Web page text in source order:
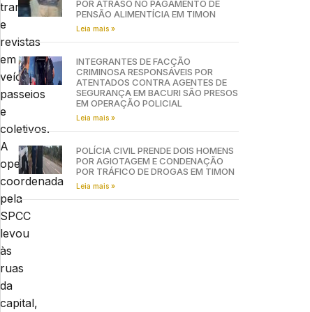
transeuntes
e
revistas
em
veículos
passeios
e
coletivos.
A
operação
coordenada
pela
SPCC
levou
às
ruas
da
capital,
POR ATRASO NO PAGAMENTO DE
PENSÃO ALIMENTÍCIA EM TIMON
Leia mais »
INTEGRANTES DE FACÇÃO
CRIMINOSA RESPONSÁVEIS POR
ATENTADOS CONTRA AGENTES DE
SEGURANÇA EM BACURI SÃO PRESOS
EM OPERAÇÃO POLICIAL
Leia mais »
POLÍCIA CIVIL PRENDE DOIS HOMENS
POR AGIOTAGEM E CONDENAÇÃO
POR TRÁFICO DE DROGAS EM TIMON
Leia mais »